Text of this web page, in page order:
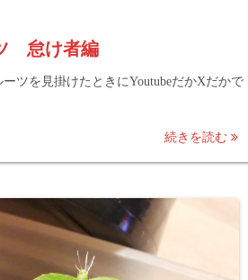
怠け者編
ツを見掛けたときにYoutubeだかXだかで
続きを読む